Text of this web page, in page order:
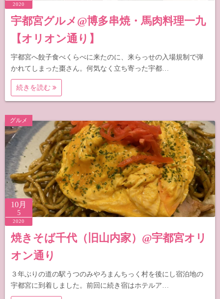
2020
宇都宮グルメ@博多串焼・馬肉料理一九
【オリオン通り】
宇都宮へ餃子食べくらべに来たのに、来らっせの入場規制で弾
かれてしまった棗さん。何気なく立ち寄った宇都…
続きを読む
グルメ
10月
5
2020
焼きそば千代（旧山内家）@宇都宮オリ
オン通り
３年ぶりの道の駅うつのみやろまんちっく村を後にし宿泊地の
宇都宮に到着しました。前回に続き宿はホテルア…